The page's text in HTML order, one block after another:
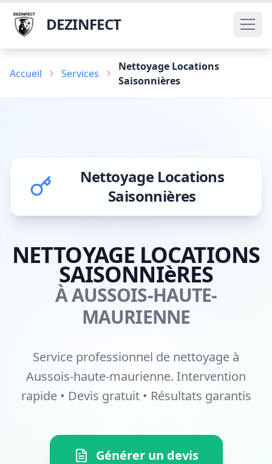
DEZINFECT
Accueil Services
Nettoyage Locations
Saisonnières
Nettoyage Locations
Saisonnières
NETTOYAGE LOCATIONS
SAISONNIèRES
À AUSSOIS-HAUTE-
MAURIENNE
Service professionnel de nettoyage à
Aussois-haute-maurienne. Intervention
rapide • Devis gratuit • Résultats garantis
Générer un devis